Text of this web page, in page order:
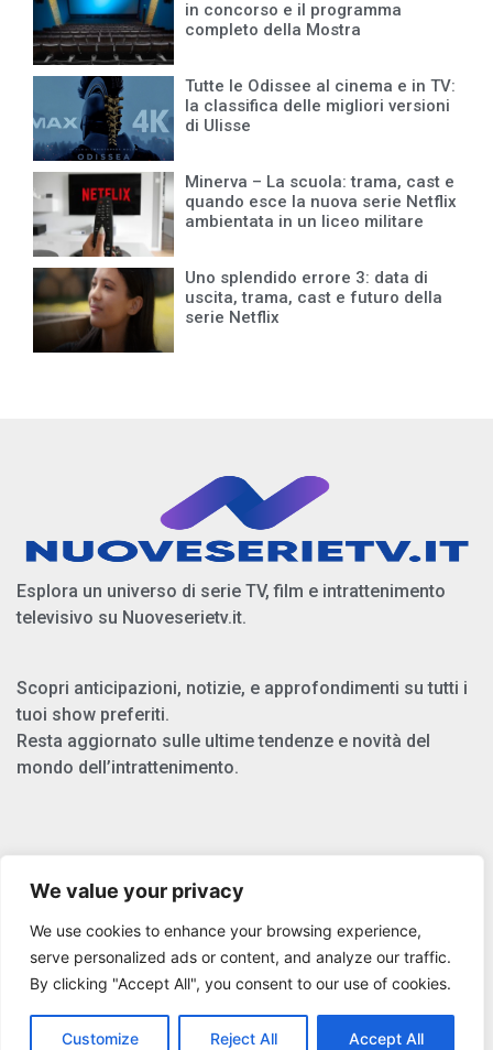
We value your privacy
We use cookies to enhance your browsing experience,
serve personalized ads or content, and analyze our traffic.
By clicking "Accept All", you consent to our use of cookies.
Customize Reject All Accept All
in concorso e il programma
completo della Mostra
Tutte le Odissee al cinema e in TV:
la classifica delle migliori versioni
di Ulisse
Minerva – La scuola: trama, cast e
quando esce la nuova serie Netflix
ambientata in un liceo militare
Uno splendido errore 3: data di
uscita, trama, cast e futuro della
serie Netflix
Esplora un universo di serie TV, film e intrattenimento
televisivo su Nuoveserietv.it.
Scopri anticipazioni, notizie, e approfondimenti su tutti i
tuoi show preferiti.
Resta aggiornato sulle ultime tendenze e novità del
mondo dell’intrattenimento.
Privacy Policy
Cookie Policy
Copyright © 2025 Nuoveserietv.it